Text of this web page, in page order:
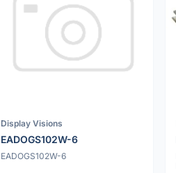
Display Visions
EADOGS102W-6
EADOGS102W-6